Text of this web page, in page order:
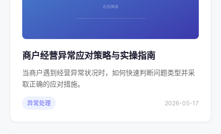
商户经营异常应对策略与实操指南
当商户遇到经营异常状况时，如何快速判断问题类型并采
取正确的应对措施。
异常处理 2026-05-17